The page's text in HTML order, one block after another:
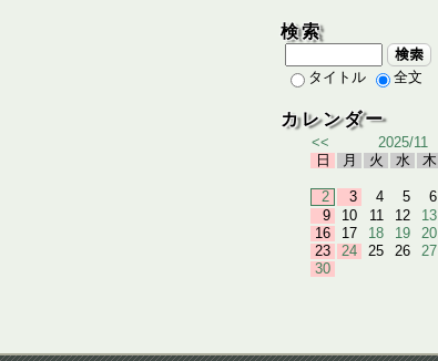
検索
検索
タイトル 全文
カレンダー
<< 2025/11
日
月 火 水 木
2
3 4 5 6
9
10 11 12 13
16
17 18 19 20
23
24 25 26 27
30